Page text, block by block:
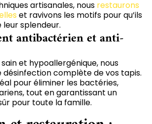
artisanales, nous restaurons
et ravivons les motifs pour qu’ils
splendeur.
antibactérien et anti-
et hypoallergénique, nous
désinfection complète de vos tapis.
pour éliminer les bactéries,
tout en garantissant un
pour toute la famille.